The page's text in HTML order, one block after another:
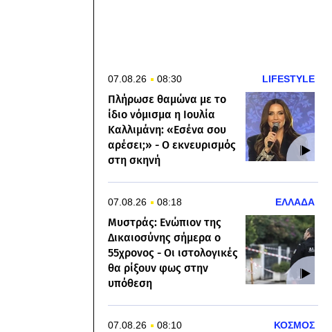
07.08.26 08:30 LIFESTYLE
Πλήρωσε θαμώνα με το
ίδιο νόμισμα η Ιουλία
Καλλιμάνη: «Εσένα σου
αρέσει;» - Ο εκνευρισμός
στη σκηνή
07.08.26 08:18 ΕΛΛΑΔΑ
Μυστράς: Ενώπιον της
Δικαιοσύνης σήμερα ο
55χρονος - Οι ιστολογικές
θα ρίξουν φως στην
υπόθεση
07.08.26 08:10 ΚΟΣΜΟΣ